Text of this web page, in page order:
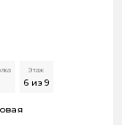
Этаж
6 из 9